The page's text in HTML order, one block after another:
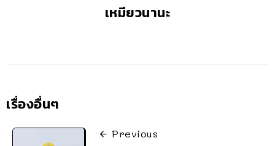
เหมียวนานะ
เรื่องอื่นๆ
Previous